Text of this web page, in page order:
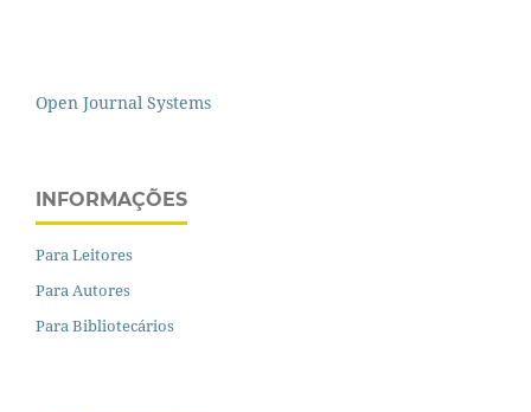
Open Journal Systems
INFORMAÇÕES
Para Leitores
Para Autores
Para Bibliotecários